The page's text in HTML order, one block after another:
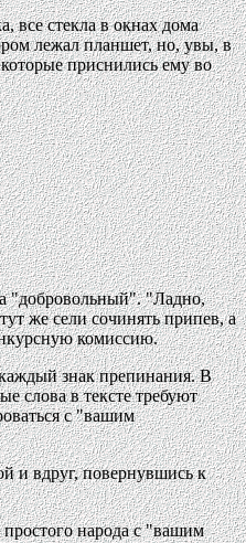
все стекла в окнах дома
лежал планшет, но, увы, в
приснились ему во
"добровольный". "Ладно,
же сели сочинять припев, а
комиссию.
знак препинания. В
слова в тексте требуют
с "вашим
и вдруг, повернувшись к
народа с "вашим